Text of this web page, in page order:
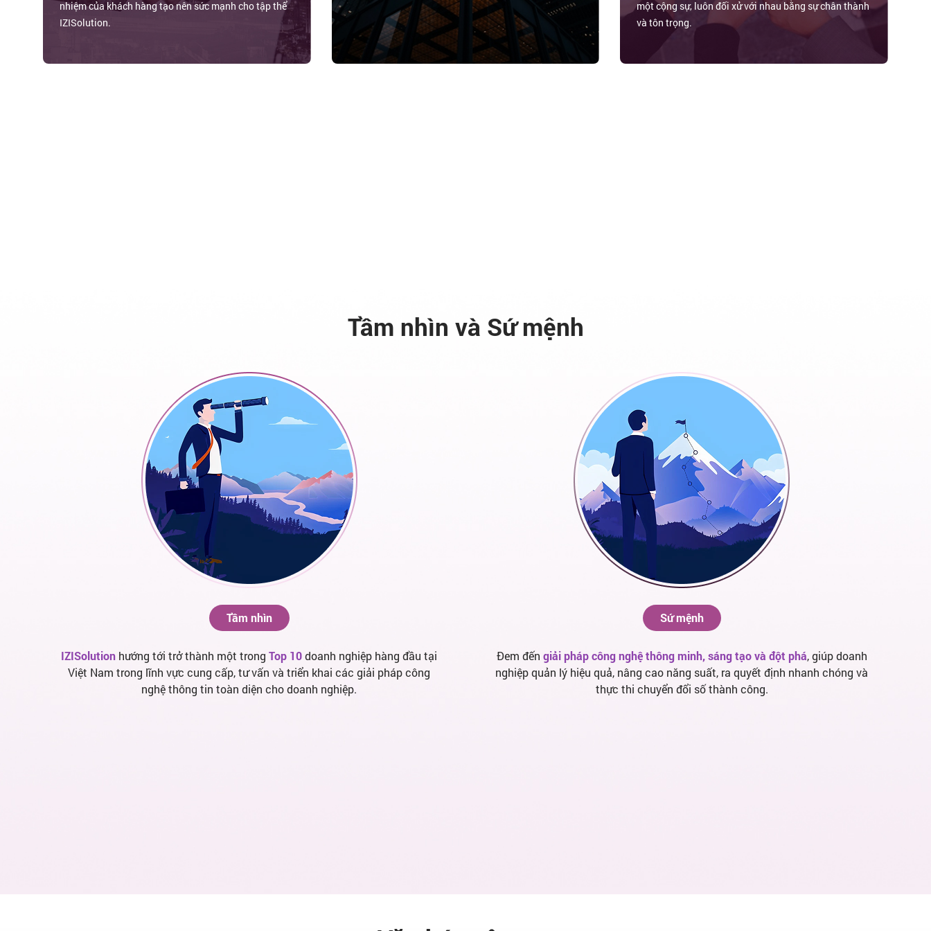
nhiệm của khách hàng tạo nên sức mạnh cho tập thể
IZISolution.
một cộng sự, luôn đối xử với nhau bằng sự chân thành
và tôn trọng.
Tầm nhìn và Sứ mệnh
Tầm nhìn
IZISolution hướng tới trở thành một trongTop 10doanh nghiệp hàng đầu tại
Việt Nam trong lĩnh vực cung cấp, tư vấn và triển khai các giải pháp công
nghệ thông tin toàn diện cho doanh nghiệp.
Sứ mệnh
Đem đến giải pháp công nghệ thông minh, sáng tạo và đột phá, giúp doanh
nghiệp quản lý hiệu quả, nâng cao năng suất, ra quyết định nhanh chóng và
thực thi chuyển đổi số thành công.